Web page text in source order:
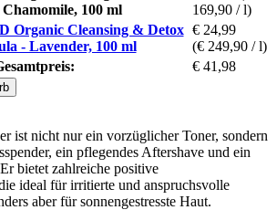
100 ml
169,90 / l)
Organic Cleansing & Detox
- Lavender, 100 ml
€ 24,99
(€ 249,90 / l)
€ 41,98
ist nicht nur ein vorzüglicher Toner, sondern
ein pflegendes Aftershave und ein
bietet zahlreiche positive
ideal für irritierte und anspruchsvolle
aber für sonnengestresste Haut.